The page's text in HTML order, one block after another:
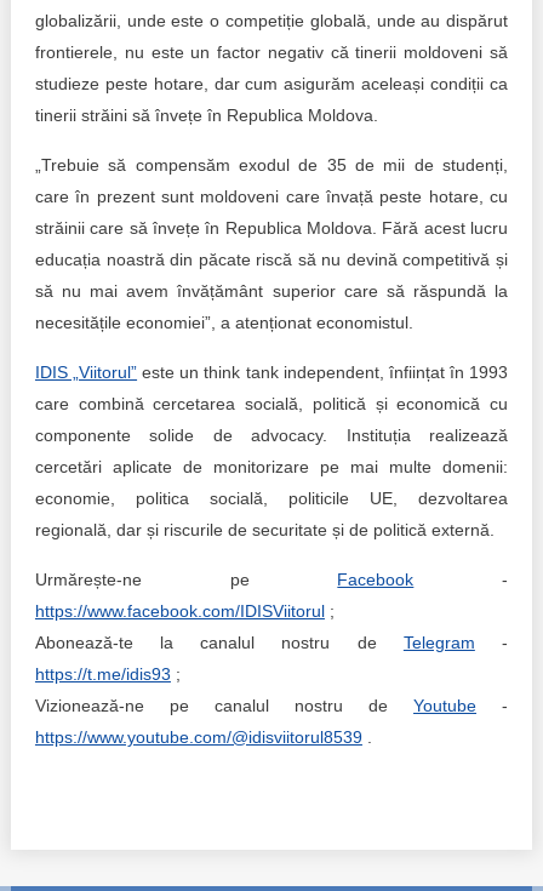
globalizării, unde este o competiție globală, unde au dispărut
frontierele, nu este un factor negativ că tinerii moldoveni să
studieze peste hotare, dar cum asigurăm aceleași condiții ca
tinerii străini să învețe în Republica Moldova.
„Trebuie să compensăm exodul de 35 de mii de studenți,
care în prezent sunt moldoveni care învață peste hotare, cu
străinii care să învețe în Republica Moldova. Fără acest lucru
educația noastră din păcate riscă să nu devină competitivă și
să nu mai avem învățământ superior care să răspundă la
necesitățile economiei”, a atenționat economistul.
IDIS „Viitorul” este un think tank independent, înființat în 1993
care combină cercetarea socială, politică și economică cu
componente solide de advocacy. Instituția realizează
cercetări aplicate de monitorizare pe mai multe domenii:
economie, politica socială, politicile UE, dezvoltarea
regională, dar și riscurile de securitate și de politică externă.
Urmărește-ne pe Facebook -
https://www.facebook.com/IDISViitorul;
Abonează-te la canalul nostru de Telegram -
https://t.me/idis93 ;
Vizionează-ne pe canalul nostru deYoutube -
https://www.youtube.com/@idisviitorul8539.